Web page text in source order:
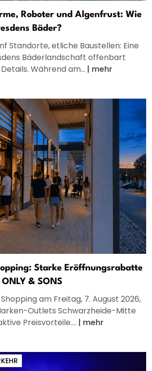
Roboter und Algenfrust: Wie
Bäder?
Standorte, etliche Baustellen: Eine
Bäderlandschaft offenbart
Während am... | mehr
Starke Eröffnungsrabatte
& SONS
am Freitag, 7. August 2026,
Outlets Schwarzheide-Mitte
Preisvorteile.... | mehr